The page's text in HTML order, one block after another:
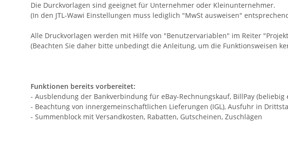
Die Durckvorlagen sind geeignet für Unternehmer oder Kleinunternehmer.
(In den JTL-Wawi Einstellungen muss lediglich "MwSt ausweisen"
Alle Druckvorlagen werden mit Hilfe von "Benutzervariablen" im Reiter
(Beachten Sie daher bitte unbedingt die Anleitung, um die Funktionsweisen
Funktionen bereits vorbereitet:
- Ausblendung der Bankverbindung für eBay-Rechnungskauf, BillPay
- Beachtung von innergemeinschaftlichen Lieferungen (IGL), Ausfuhr in
- Summenblock mit Versandkosten, Rabatten, Gutscheinen, Zuschlägen